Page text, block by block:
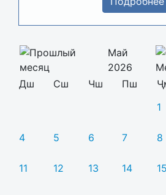
Май
2026
Дш
Сш Чш Пш
1
4 5 6 7 8
11 12 13 14 15